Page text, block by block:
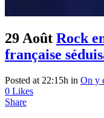
29 Août Rock
française
Posted at 22:15h in On y
0 Likes
Share